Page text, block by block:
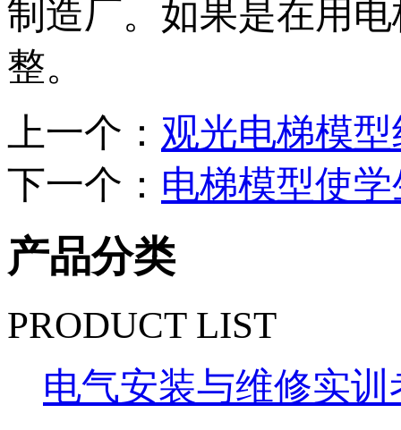
制造厂。如果是在用
整。
上一个： 观光电梯模
下一个： 电梯模型使
产品分类
PRODUCT LIST
电气安装与维修实